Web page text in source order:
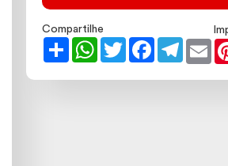
Compartilhe
Share
WhatsApp
TwitterFacebook